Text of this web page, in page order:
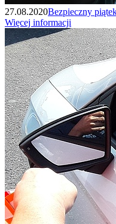
27.08.2020Bezpieczny
Więcej informacji